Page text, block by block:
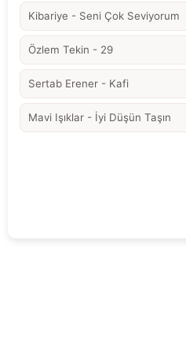
Kibariye - Seni Çok Seviyorum
Özlem Tekin - 29
Sertab Erener - Kafi
Mavi Işıklar - İyi Düşün Taşın